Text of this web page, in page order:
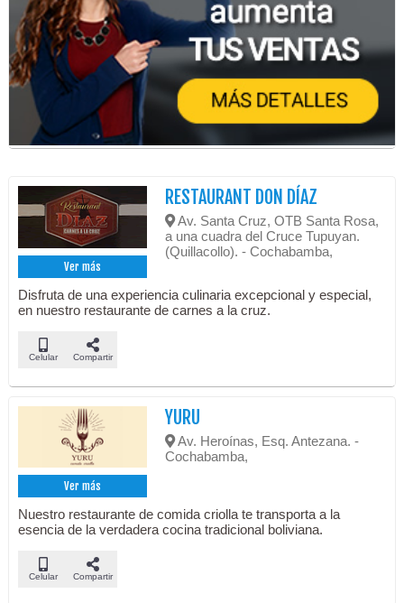
Ver más
RESTAURANT DON DÍAZ
Av. Santa Cruz, OTB Santa Rosa,
a una cuadra del Cruce Tupuyan.
(Quillacollo). - Cochabamba,
Disfruta de una experiencia culinaria excepcional y especial,
en nuestro restaurante de carnes a la cruz.
Celular Compartir
Ver más
YURU
Av. Heroínas, Esq. Antezana. -
Cochabamba,
Nuestro restaurante de comida criolla te transporta a la
esencia de la verdadera cocina tradicional boliviana.
Celular Compartir